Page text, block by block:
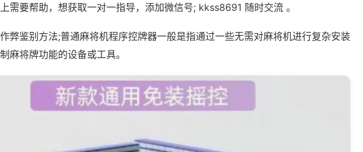
需要帮助，想获取一对一指导，添加微信号; kkss8691 随时交流 。
弊鉴别方法;普通麻将机程序控牌器一般是指通过一些无需对麻将机进行复杂安装
麻将牌功能的设备或工具。